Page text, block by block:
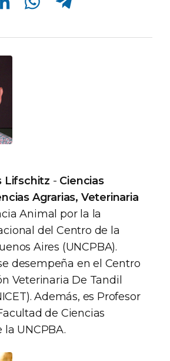
Lifschitz - Ciencias
Agrarias, Veterinaria
Animal por la la
del Centro de la
Aires (UNCPBA).
desempeña en el Centro
Veterinaria De Tandil
Además, es Profesor
de Ciencias
UNCPBA.